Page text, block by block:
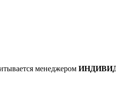
менеджером